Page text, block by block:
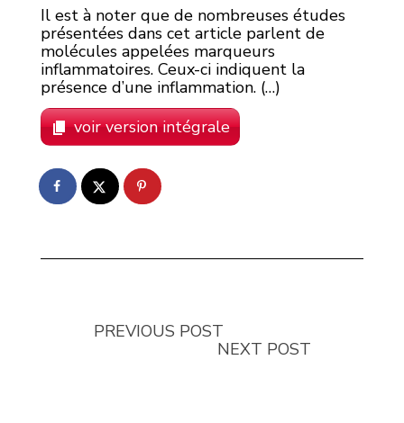
Il est à noter que de nombreuses études
présentées dans cet article parlent de
molécules appelées marqueurs
inflammatoires. Ceux-ci indiquent la
présence d’une inflammation. (…)
voir version intégrale
PREVIOUS POST
NEXT POST